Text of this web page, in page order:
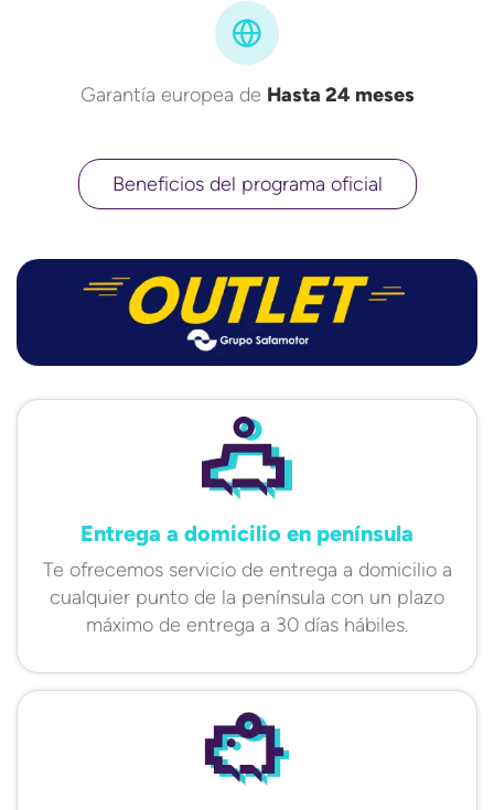
Garantía europea de Hasta 24 meses
Beneficios del programa oficial
Entrega a domicilio en península
Te ofrecemos servicio de entrega a domicilio a
cualquier punto de la península con un plazo
máximo de entrega a 30 días hábiles.